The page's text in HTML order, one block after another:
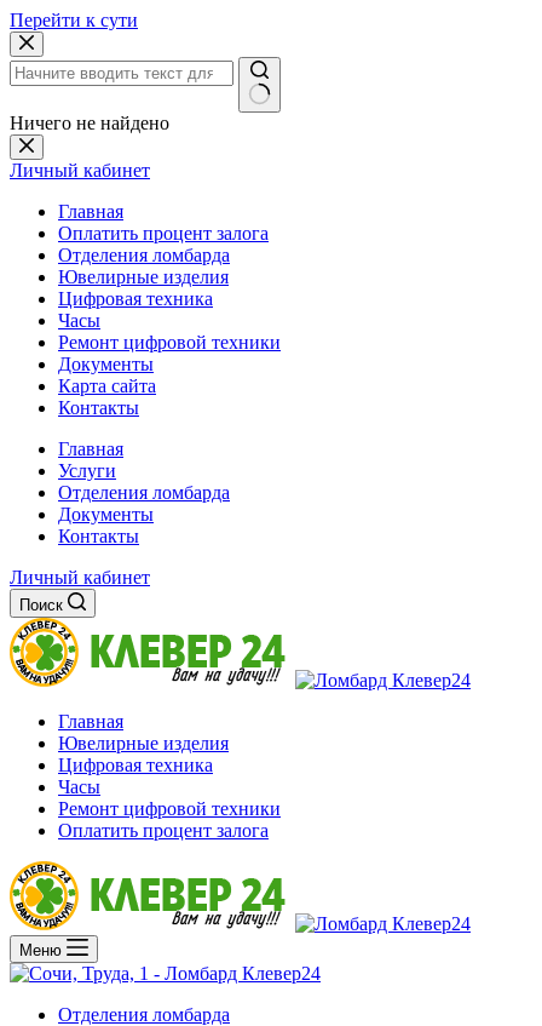
Перейти к сути
Ничего не найдено
Личный кабинет
Главная
Оплатить процент залога
Отделения ломбарда
Ювелирные изделия
Цифровая техника
Часы
Ремонт цифровой техники
Документы
Карта сайта
Контакты
Главная
Услуги
Отделения ломбарда
Документы
Контакты
Личный кабинет
Поиск
Главная
Ювелирные изделия
Цифровая техника
Часы
Ремонт цифровой техники
Оплатить процент залога
Меню
Отделения ломбарда